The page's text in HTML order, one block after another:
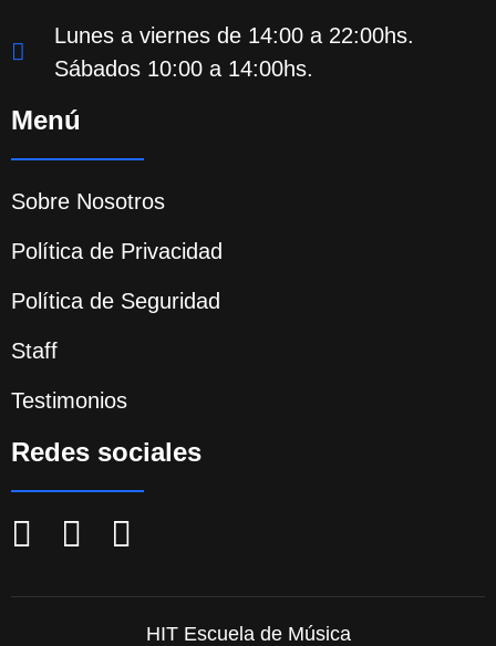
Lunes a viernes de 14:00 a 22:00hs.
Sábados 10:00 a 14:00hs.
Menú
Sobre Nosotros
Política de Privacidad
Política de Seguridad
Staff
Testimonios
Redes sociales
HIT Escuela de Música